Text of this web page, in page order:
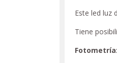
Este led luz
Tiene
Fotometría: